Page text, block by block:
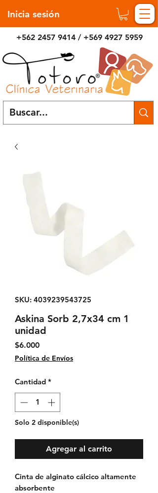
Inicia sesión
+562 2457 9414 / +569 4927 5959
SKU: 4039239543725
Askina Sorb 2,7x34 cm 1
unidad
$6.000Precio
Política de Envíos
Cantidad *
Solo 2 disponible(s)
Agregar al carrito
Cinta de alginato cálcico altamente
absorbente